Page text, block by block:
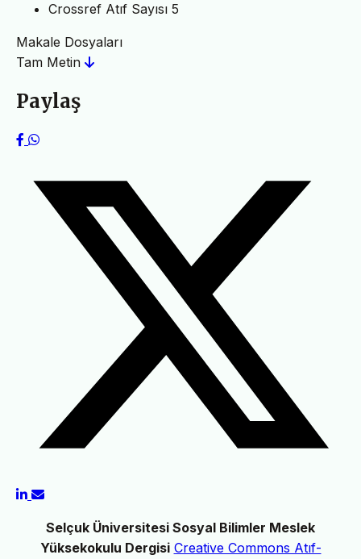
Crossref Atıf Sayısı 5
Makale Dosyaları
Tam Metin
Paylaş
Selçuk Üniversitesi Sosyal Bilimler Meslek
Yüksekokulu Dergisi Creative Commons Atıf-